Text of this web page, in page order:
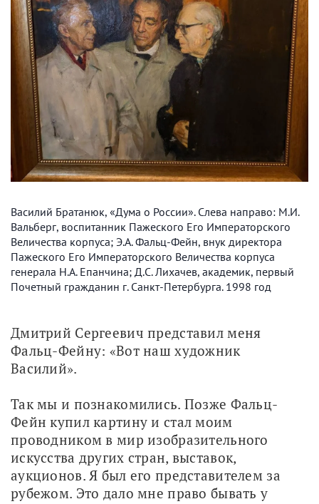
Василий Братанюк, «Дума о России». Слева направо: М.И.
Вальберг, воспитанник Пажеского Его Императорского
Величества корпуса; Э.А. Фальц-Фейн, внук директора
Пажеского Его Императорского Величества корпуса
генерала Н.А. Епанчина; Д.С. Лихачев, академик, первый
Почетный гражданин г. Санкт-Петербурга. 1998 год
Дмитрий Сергеевич представил меня
Фальц-Фейну: «Вот наш художник
Василий».
Так мы и познакомились. Позже Фальц-
Фейн купил картину и стал моим
проводником в мир изобразительного
искусства других стран, выставок,
аукционов. Я был его представителем за
рубежом. Это дало мне право бывать у